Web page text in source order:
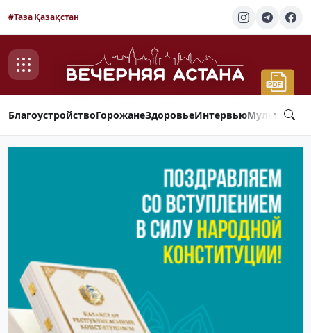
#Таза Қазақстан
БлагоустройствоГорожанеЗдоровьеИнтервью